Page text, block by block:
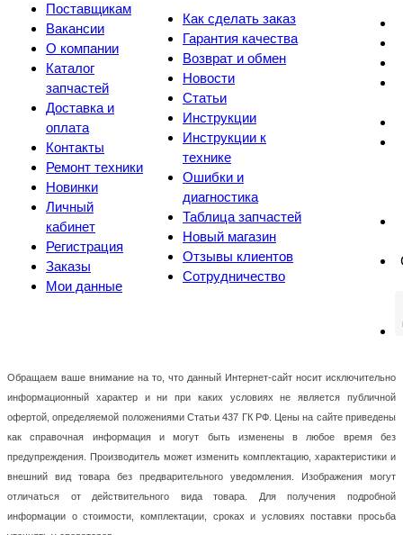
Поставщикам
Вакансии
О компании
Каталог
запчастей
Доставка и
оплата
Контакты
Ремонт техники
Новинки
Личный
кабинет
Регистрация
Заказы
Мои данные
Как сделать заказ
Гарантия качества
Возврат и обмен
Новости
Статьи
Инструкции
Инструкции к
технике
Ошибки и
диагностика
Таблица запчастей
Новый магазин
Отзывы клиентов
Сотрудничество
Обращаем ваше внимание на то, что данный Интернет-сайт носит исключительно
информационный характер и ни при каких условиях не является публичной
офертой, определяемой положениями Статьи 437 ГК РФ. Цены на сайте приведены
как справочная информация и могут быть изменены в любое время без
предупреждения. Производитель может изменить комплектацию, характеристики и
внешний вид товара без предварительного уведомления. Изображения могут
отличаться от действительного вида товара. Для получения подробной
информации о стоимости, комплектации, сроках и условиях поставки просьба